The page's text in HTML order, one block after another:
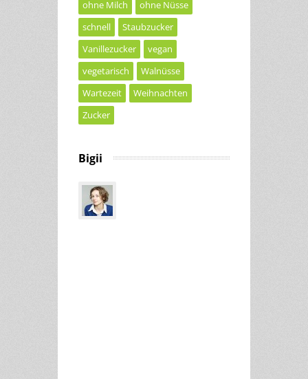
ohne Milch
ohne Nüsse
schnell
Staubzucker
Vanillezucker
vegan
vegetarisch
Walnüsse
Wartezeit
Weihnachten
Zucker
Bigii